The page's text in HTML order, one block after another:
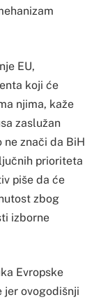
EU,
koji će
njima, kaže
zaslužan
znači da BiH
prioriteta
piše da će
zbog
izborne
Evropske
jer ovogodišnji